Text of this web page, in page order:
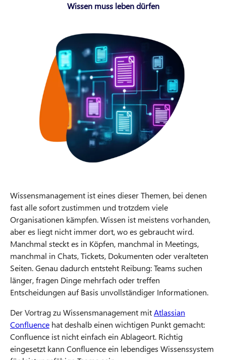
Wissen muss leben dürfen
Wissensmanagement ist eines dieser Themen, bei denen
fast alle sofort zustimmen und trotzdem viele
Organisationen kämpfen. Wissen ist meistens vorhanden,
aber es liegt nicht immer dort, wo es gebraucht wird.
Manchmal steckt es in Köpfen, manchmal in Meetings,
manchmal in Chats, Tickets, Dokumenten oder veralteten
Seiten. Genau dadurch entsteht Reibung: Teams suchen
länger, fragen Dinge mehrfach oder treffen
Entscheidungen auf Basis unvollständiger Informationen.
Der Vortrag zu Wissensmanagement mitAtlassian
Confluence hat deshalb einen wichtigen Punkt gemacht:
Confluence ist nicht einfach ein Ablageort. Richtig
eingesetzt kann Confluence ein lebendiges Wissenssystem